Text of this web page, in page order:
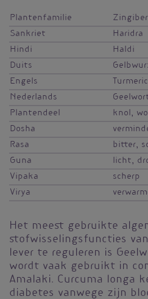
Plantenfamilie
Sankriet
Haridra
Hindi
Haldi
Duits
Engels
Turmeric
Nederlands
Plantendeel
knol,
Dosha
Rasa
bitter,
Guna
licht,
Vipaka
scherp
Virya
Het meest gebruikte
stofwisselingsfuncties
lever te reguleren is
wordt vaak gebruikt in
Amalaki. Curcuma longa
diabetes vanwege zijn